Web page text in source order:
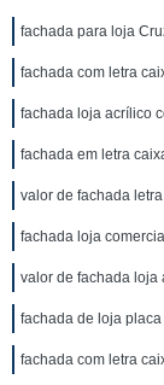
fachada para loja
fachada com letra
fachada loja acrílico
fachada em letra
valor de fachada
fachada loja
valor de fachada loja
fachada de loja placa
fachada com letra